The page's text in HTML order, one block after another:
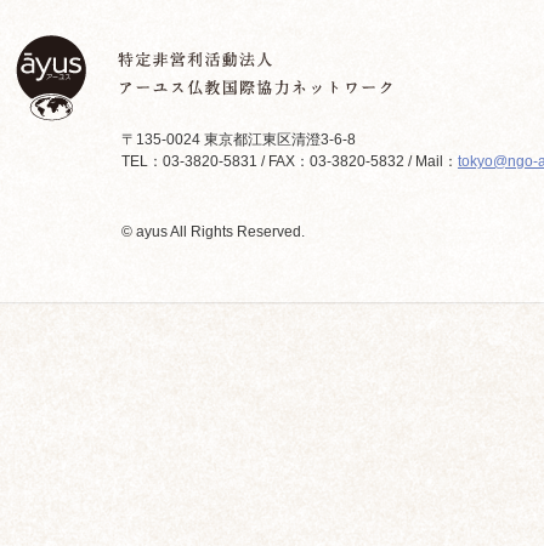
〒135-0024 東京都江東区清澄3-6-8
TEL：03-3820-5831 / FAX：03-3820-5832 / Mail： tokyo@ngo-
© ayus All Rights Reserved.